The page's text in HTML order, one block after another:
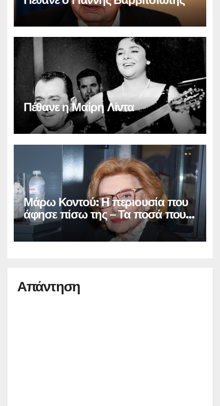
Πέθανε η Μαίρη Λίντα
Μάρω Κοντού: Η περιουσία που
άφησε πίσω της – Τα ποσά που
έπαιρνε από τις επαναλήψεις των
ταινιών που έπαιξε
Απάντηση